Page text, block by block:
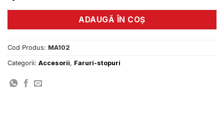
ADAUGĂ ÎN COȘ
Cod Produs: MA102
Categorii: Accesorii, Faruri-stopuri